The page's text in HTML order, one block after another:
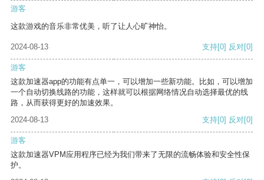
游客
这款游戏的音乐非常优美，听了让人心旷神怡。
2024-08-13 支持[0] 反对[0]
游客
这款加速器app的功能有点单一，可以增加一些新功能。比如，可以增加
一个自动切换线路的功能，这样就可以根据网络情况自动选择最优的线
路，从而获得更好的加速效果。
2024-08-13
支持[0] 反对[0]
游客
这款加速器VPM应用程序已经为我们带来了无限的流畅体验和安全性保
护。